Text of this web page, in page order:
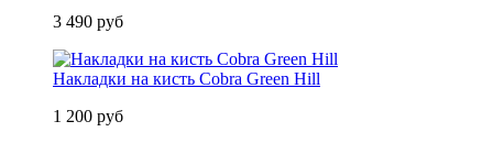
3 490 руб
Накладки на кисть Cobra Green Hill
1 200 руб